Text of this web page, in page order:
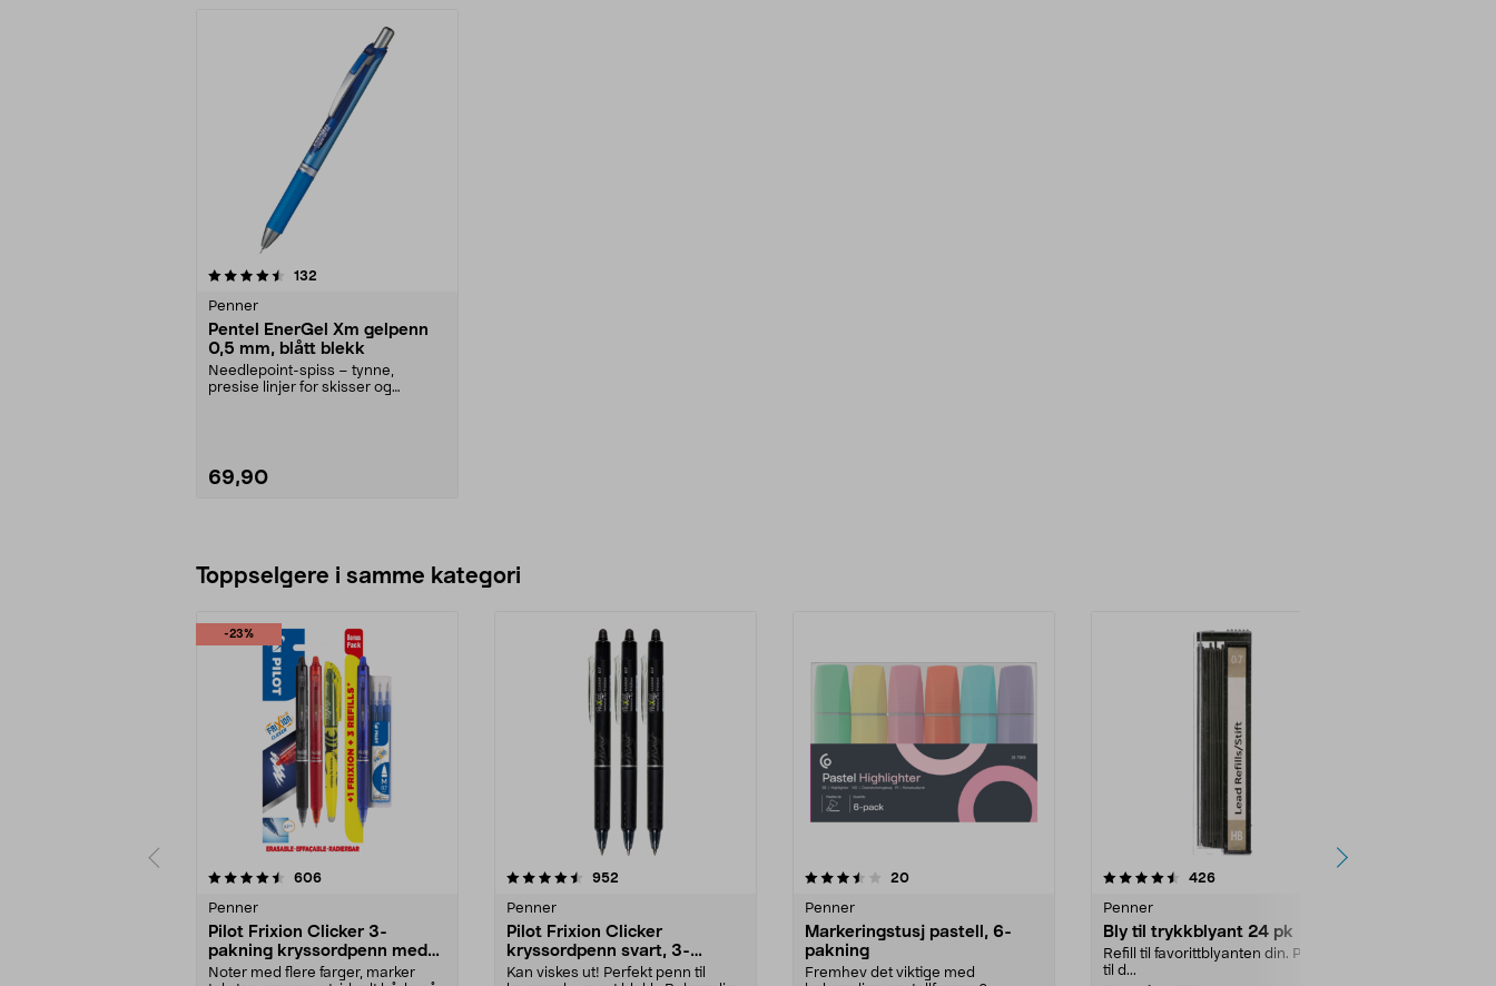
132
Penner
Pentel EnerGel Xm gelpenn
0,5 mm, blått blekk
Needlepoint-spiss – tynne,
presise linjer for skisser og
69,90
Toppselgere i samme kategori
-23%
606anmeldelser
Penner
Pilot Frixion Clicker 3-
pakning kryssordpenn med
refill og markeringstusj
Noter med flere farger, marker
4.5 av 5 stjerner 952
Penner
Pilot Frixion Clicker
kryssordpenn svart, 3-
pakning
Kan viskes ut! Perfekt penn til
3.5 av 5 stjerner 20anmeldelser
Penner
Markeringstusj pastell, 6-
pakning
Fremhev det viktige med
4.5 av 5 stjerner 426anmeldelser
Penner
Bly til trykkblyant 24 pk
Refill til favorittblyanten din. Passer
til d...
4.0 av 5 stjerner